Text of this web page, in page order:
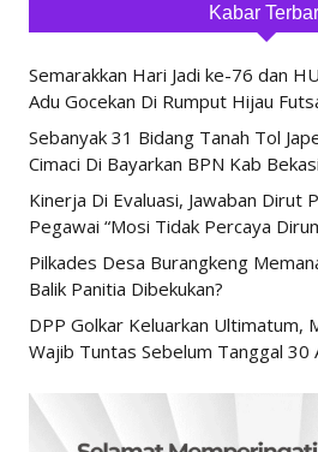
Kabar
Semarakkan Hari Jadi ke-76 dan
Adu Gocekan Di Rumput Hijau
Sebanyak 31 Bidang Tanah Tol
Cimaci Di Bayarkan BPN Kab Bekasi
Kinerja Di Evaluasi, Jawaban Dirut
Pegawai “Mosi Tidak Percaya
Pilkades Desa Burangkeng
Balik Panitia Dibekukan?
DPP Golkar Keluarkan Ultimatum,
Wajib Tuntas Sebelum Tanggal 30